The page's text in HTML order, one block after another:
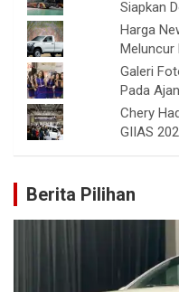
Siapkan
Harga
Meluncur
Galeri
Pada
Chery
GIIAS
Berita Pilihan